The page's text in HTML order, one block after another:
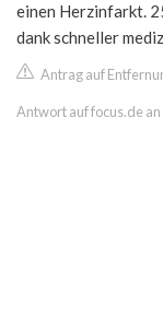
einen Herzinfarkt.
dank schneller
Antrag auf
Antwort auf focus.de an